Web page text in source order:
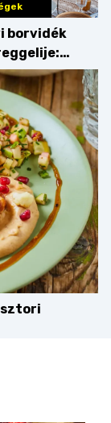
borvidék
kenyér és
pékáruk
sztori